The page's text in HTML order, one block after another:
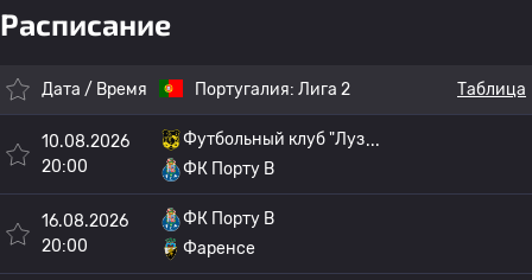
Расписание
Дата / Время Португалия: Лига 2 Таблица
10.08.2026
20:00
Футбольный клуб "Луз
ФК Порту B
16.08.2026
20:00
ФК Порту B
Фаренсе